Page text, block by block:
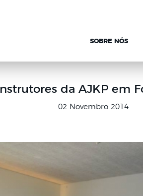
SOBRE NÓS
Instrutores da AJKP em
02 Novembro 2014